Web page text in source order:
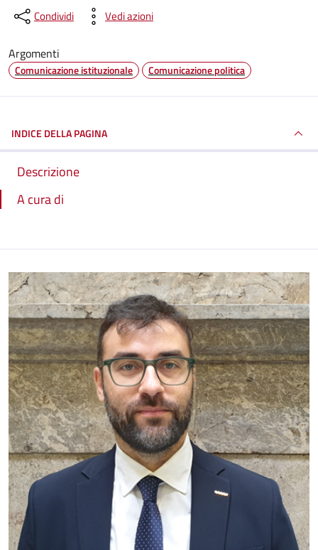
Condividi Vedi azioni
Argomenti
Comunicazione istituzionale Comunicazione politica
INDICE DELLA PAGINA
Descrizione
A cura di